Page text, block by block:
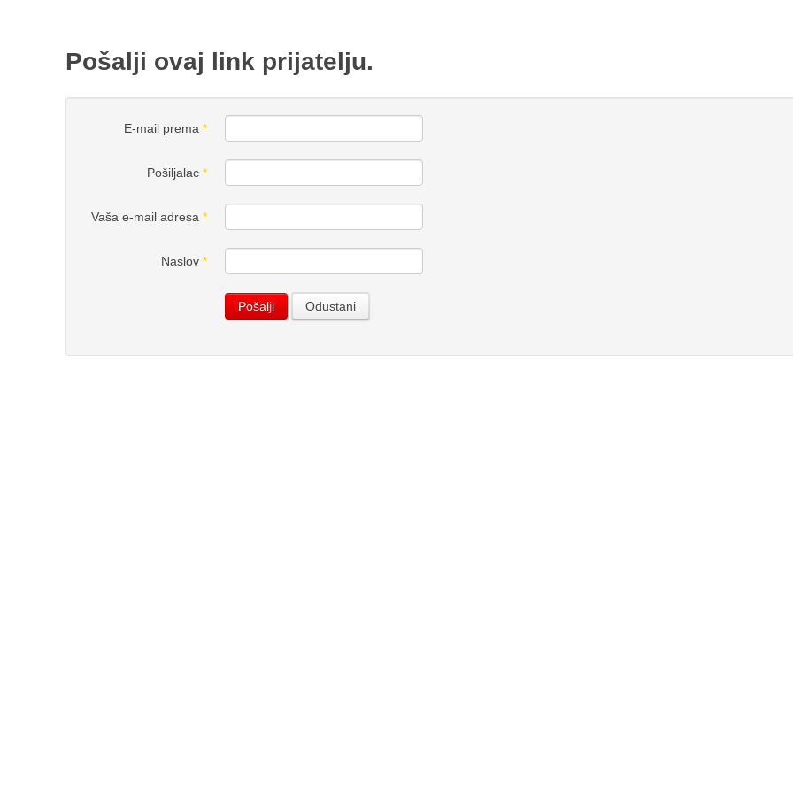
Pošalji ovaj link prijatelju.
E-mail prema *
Pošiljalac *
Vaša e-mail adresa *
Naslov *
Pošalji Odustani